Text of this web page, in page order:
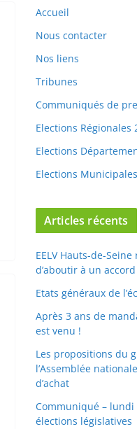
Accueil
Nous contacter
Nos liens
Tribunes
Communiqués de
Elections Régionales
Elections
Elections
Articles récents
EELV Hauts-de-
d’aboutir à un
Etats généraux de
Après 3 ans de
est venu !
Les propositions du
l’Assemblée
d’achat
Communiqué –
élections législatives